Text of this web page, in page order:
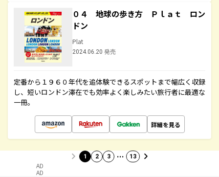
０４ 地球の歩き方 Ｐｌａｔ ロン
ドン
Plat
2024.06.20 発売
定番から１９６０年代を追体験できるスポットまで幅広く収録
し、短いロンドン滞在でも効率よく楽しみたい旅行者に最適な
一冊。
詳細を見る
1 2 3 … 13
AD
AD